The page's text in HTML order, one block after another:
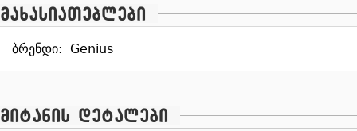
მახასიათებლები
ბრენდი: Genius
მიტანის დეტალები